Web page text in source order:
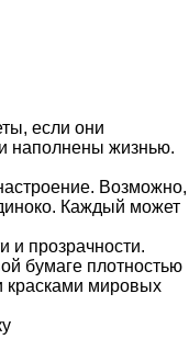
если они
наполнены жизнью.
Возможно,
Каждый может
и прозрачности.
бумаге плотностью
красками мировых